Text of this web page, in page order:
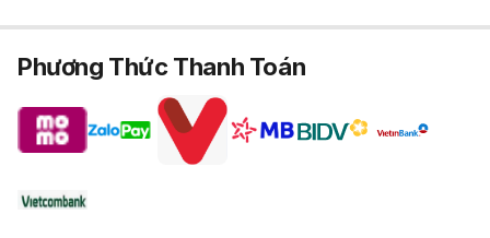
Phương Thức Thanh Toán